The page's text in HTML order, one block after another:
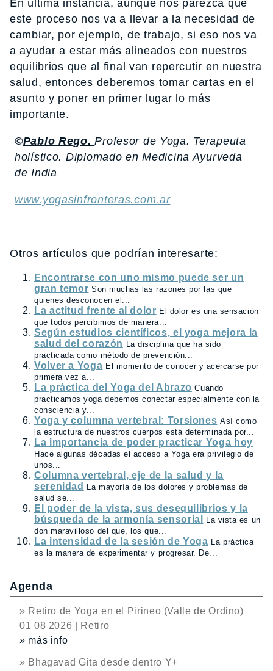
En última instancia, aunque nos parezca que
este proceso nos va a llevar a la necesidad de
cambiar, por ejemplo, de trabajo, si eso nos va
a ayudar a estar más alineados con nuestros
equilibrios que al final van repercutir en nuestra
salud, entonces deberemos tomar cartas en el
asunto y poner en primer lugar lo más
importante.
©Pablo Rego.Profesor de Yoga. Terapeuta
holístico. Diplomado en Medicina Ayurveda
de India
www.yogasinfronteras.com.ar
Otros artículos que podrían interesarte:
Encontrarse con uno mismo puede ser un
gran temor Son muchas las razones por las que
quienes desconocen el...
La actitud frente al dolor El dolor es una sensación
que todos percibimos de manera...
Según estudios científicos, el yoga mejora la
salud del corazón La disciplina que ha sido
practicada como método de prevención...
Volver a Yoga El momento de conocer y acercarse por
primera vez a...
La práctica del Yoga del Abrazo Cuando
practicamos yoga debemos conectar especialmente con la
consciencia y...
Yoga y columna vertebral: Torsiones Así como
la estructura de nuestros cuerpos está determinada por...
La importancia de poder practicar Yoga hoy
Hace algunas décadas el acceso a Yoga era privilegio de
unos...
Columna vertebral, eje de la salud y la
serenidad
La mayoría de los dolores y problemas de
salud se...
El poder de la vista, sus desequilibrios y la
búsqueda de la armonía sensorial
La vista es un
don maravilloso del que, los que...
La intensidad de la sesión de Yoga La práctica
es la manera de experimentar y progresar. De...
Agenda
» Retiro de Yoga en el Pirineo (Valle de Ordino)
01 08 2026 | Retiro
» más info
» Bhagavad Gita desde dentro Y+